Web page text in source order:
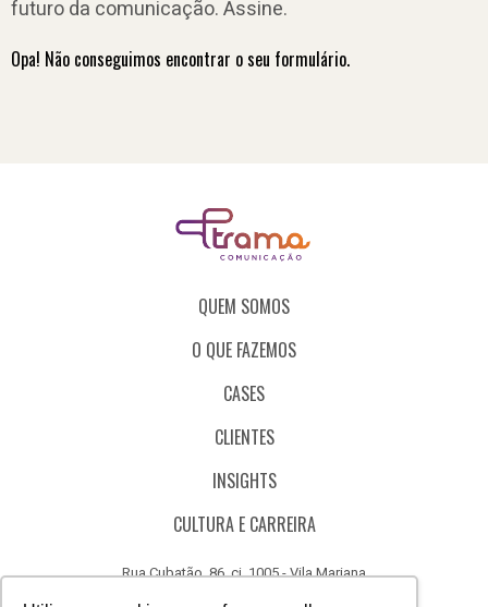
futuro da comunicação. Assine.
Opa! Não conseguimos encontrar o seu formulário.
QUEM SOMOS
O QUE FAZEMOS
CASES
CLIENTES
INSIGHTS
CULTURA E CARREIRA
Rua Cubatão, 86, cj. 1005 - Vila Mariana